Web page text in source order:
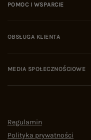
POMOC I WSPARCIE
OBSŁUGA KLIENTA
MEDIA SPOŁECZNOŚCIOWE
Regulamin
Polityka prywatności